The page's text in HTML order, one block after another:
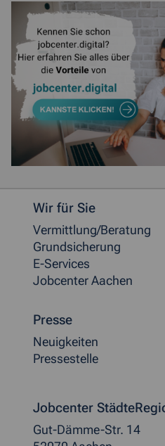
Weitere
Wir für Sie
Vermittlung/Beratung
Grundsicherung
E-Services
Jobcenter Aachen
Presse
Neuigkeiten
Pressestelle
Jobcenter
Gut-Dämme-Str. 14